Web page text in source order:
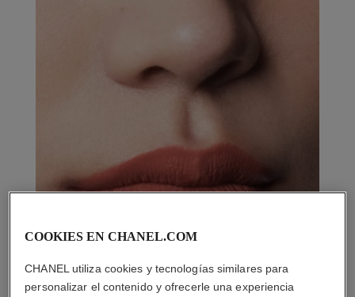
COOKIES EN CHANEL.COM
CHANEL utiliza cookies y tecnologías similares para
personalizar el contenido y ofrecerle una experiencia